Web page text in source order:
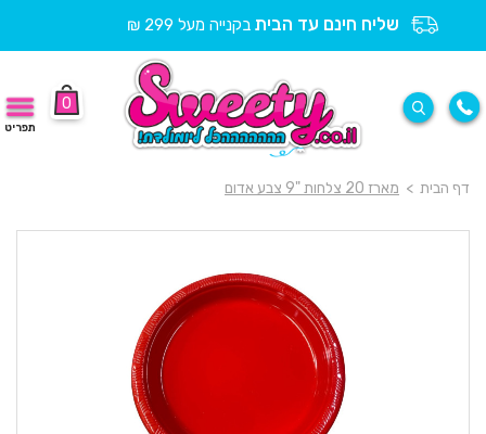
שליח חינם עד הבית בקנייה מעל 299 ₪
0
תפריט
דף הבית > מארז 20 צלחות "9 צבע אדום